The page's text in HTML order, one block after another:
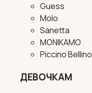
Guess
Molo
Sanetta
MONIKAMO
Piccino Bellino
ДЕВОЧКАМ